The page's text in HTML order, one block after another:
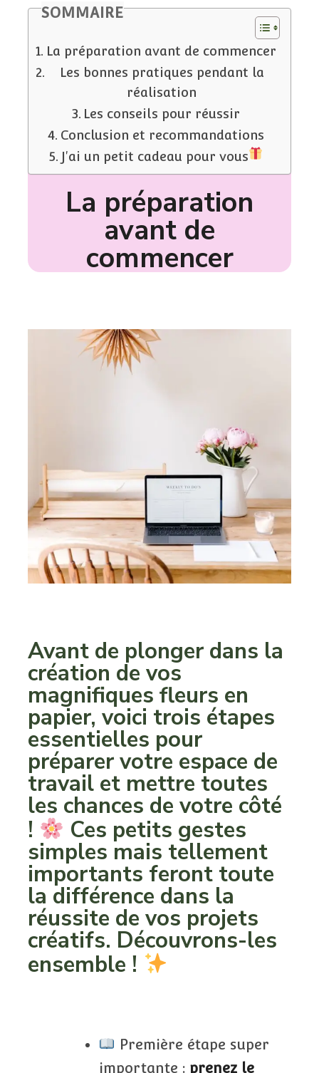
SOMMAIRE
La préparation avant de commencer
Les bonnes pratiques pendant la
réalisation
Les conseils pour réussir
Conclusion et recommandations
J'ai un petit cadeau pour vous
La préparation
avant de
commencer
Avant de plonger dans la
création de vos
magnifiques fleurs en
papier, voici trois étapes
essentielles pour
préparer votre espace de
travail et mettre toutes
les chances de votre côté
!
Ces petits gestes
simples mais tellement
importants feront toute
la différence dans la
réussite de vos projets
créatifs. Découvrons-les
ensemble !
Première étape super
importante : prenez le